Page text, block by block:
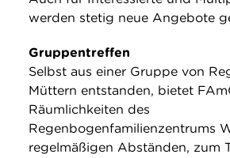
werden stetig neue Angebote
Gruppentreffen
Selbst aus einer Gruppe von
Müttern entstanden, bietet
Räumlichkeiten des
Regenbogenfamilienzentrums
regelmäßigen Abständen, zum